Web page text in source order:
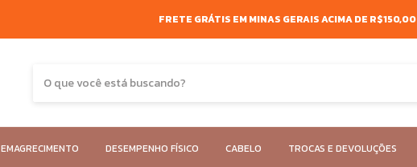
FRETE GRÁTIS EM MINAS GERAIS ACIMA DE R$150,00
EMAGRECIMENTO DESEMPENHO FÍSICO CABELO TROCAS E DEVOLUÇÕES